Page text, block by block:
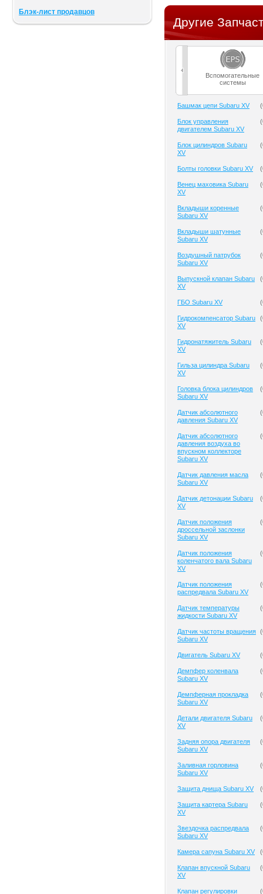
Блэк-лист продавцов
Другие
Вспомогательные
системы
Башмак цепи Subaru XV (
Блок управления
двигателем Subaru XV
(
Блок цилиндров Subaru
XV
(
Болты головки Subaru XV (
Венец маховика Subaru
XV
(
Вкладыши коренные
Subaru XV
(
Вкладыши шатунные
Subaru XV
(
Воздушный патрубок
Subaru XV
(
Выпускной клапан Subaru
XV
(
ГБО Subaru XV (
Гидрокомпенсатор Subaru
XV
(
Гидронатяжитель Subaru
XV
(
Гильза цилиндра Subaru
XV
(
Головка блока цилиндров
Subaru XV
(
Датчик абсолютного
давления Subaru XV
(
Датчик абсолютного
давления воздуха во
впускном коллекторе
Subaru XV
(
Датчик давления масла
Subaru XV
(
Датчик детонации Subaru
XV
(
Датчик положения
дроссельной заслонки
Subaru XV
(
Датчик положения
коленчатого вала Subaru
XV
(
Датчик положения
распредвала Subaru XV
(
Датчик температуры
жидкости Subaru XV
(
Датчик частоты вращения
Subaru XV
(
Двигатель Subaru XV (
Демпфер коленвала
Subaru XV
(
Демпферная прокладка
Subaru XV
(
Детали двигателя Subaru
XV
(
Задняя опора двигателя
Subaru XV
(
Заливная горловина
Subaru XV
(
Защита днища Subaru XV (
Защита картера Subaru
XV
(
Звездочка распредвала
Subaru XV
(
Камера сапуна Subaru XV (
Клапан впускной Subaru
XV
(
Клапан регулировки (